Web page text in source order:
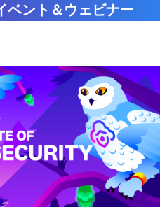
ベント＆ウェビナー